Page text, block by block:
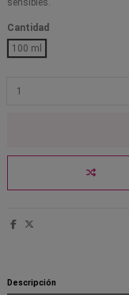
sensibles.
Cantidad
100 ml
Descripción